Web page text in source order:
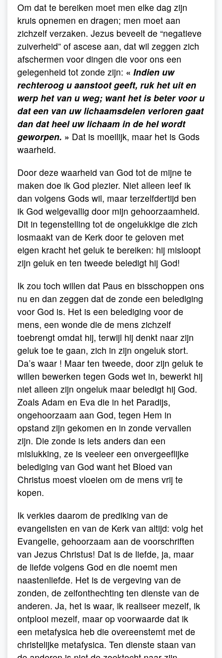
Om dat te bereiken moet men elke dag zijn
kruis opnemen en dragen; men moet aan
zichzelf verzaken. Jezus beveelt de “negatieve
zuiverheid” of ascese aan, dat wil zeggen zich
afschermen voor dingen die voor ons een
gelegenheid tot zonde zijn: « Indien uw
rechteroog u aanstoot geeft, ruk het uit en
werp het van u weg; want het is beter voor u
dat een van uw lichaamsdelen verloren gaat
dan dat heel uw lichaam in de hel wordt
geworpen. » Dat is moeilijk, maar het is Gods
waarheid.
Door deze waarheid van God tot de mijne te
maken doe ik God plezier. Niet alleen leef ik
dan volgens Gods wil, maar terzelfdertijd ben
ik God welgevallig door mijn gehoorzaamheid.
Dit in tegenstelling tot de ongelukkige die zich
losmaakt van de Kerk door te geloven met
eigen kracht het geluk te bereiken: hij misloopt
zijn geluk en ten tweede beledigt hij God!
Ik zou toch willen dat Paus en bisschoppen ons
nu en dan zeggen dat de zonde een belediging
voor God is. Het is een belediging voor de
mens, een wonde die de mens zichzelf
toebrengt omdat hij, terwijl hij denkt naar zijn
geluk toe te gaan, zich in zijn ongeluk stort.
Da’s waar ! Maar ten tweede, door zijn geluk te
willen bewerken tegen Gods wet in, bewerkt hij
niet alleen zijn ongeluk maar beledigt hij God.
Zoals Adam en Eva die in het Paradijs,
ongehoorzaam aan God, tegen Hem in
opstand zijn gekomen en in zonde vervallen
zijn. Die zonde is iets anders dan een
mislukking, ze is veeleer een onvergeeflijke
belediging van God want het Bloed van
Christus moest vloeien om de mens vrij te
kopen.
Ik verkies daarom de prediking van de
evangelisten en van de Kerk van altijd: volg het
Evangelie, gehoorzaam aan de voorschriften
van Jezus Christus! Dat is de liefde, ja, maar
de liefde volgens God en die noemt men
naastenliefde. Het is de vergeving van de
zonden, de zelfonthechting ten dienste van de
anderen. Ja, het is waar, ik realiseer mezelf, ik
ontplooi mezelf, maar op voorwaarde dat ik
een metafysica heb die overeenstemt met de
christelijke metafysica. Ten dienste staan van